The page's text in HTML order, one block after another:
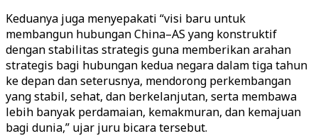
Keduanya juga menyepakati “visi baru untuk
membangun hubungan China–AS yang konstruktif
dengan stabilitas strategis guna memberikan arahan
strategis bagi hubungan kedua negara dalam tiga tahun
ke depan dan seterusnya, mendorong perkembangan
yang stabil, sehat, dan berkelanjutan, serta membawa
lebih banyak perdamaian, kemakmuran, dan kemajuan
bagi dunia,” ujar juru bicara tersebut.